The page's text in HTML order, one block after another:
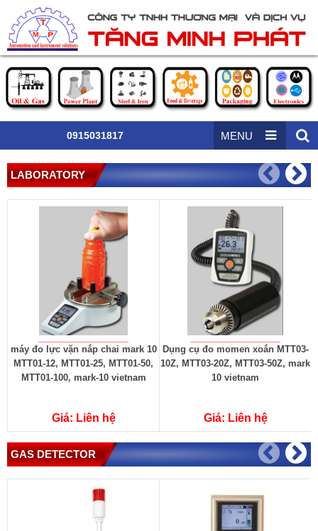
0915031817 MENU
LABORATORY
máy đo lực vặn nắp chai mark 10
MTT01-12, MTT01-25, MTT01-50,
MTT01-100, mark-10 vietnam
Giá: Liên hệ
Dụng cụ đo momen xoắn MTT03-
10Z, MTT03-20Z, MTT03-50Z, mark
10 vietnam
Giá: Liên hệ
GAS DETECTOR